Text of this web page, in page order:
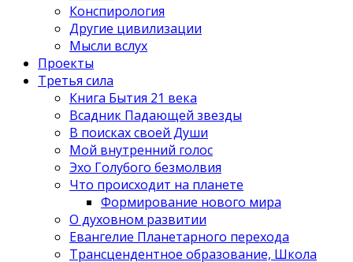
Конспирология
Другие цивилизации
Мысли вслух
Проекты
Третья сила
Книга Бытия 21 века
Всадник Падающей звезды
В поисках своей Души
Мой внутренний голос
Эхо Голубого безмолвия
Что происходит на планете
Формирование нового мира
О духовном развитии
Евангелие Планетарного перехода
Трансцендентное образование, Школа